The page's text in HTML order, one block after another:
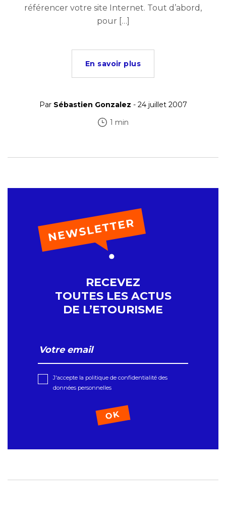
référencer votre site Internet. Tout d’abord,
pour […]
En savoir plus
Par Sébastien Gonzalez - 24 juillet 2007
1 min
RECEVEZ
TOUTES LES ACTUS
DE L’ETOURISME
J'accepte la politique de confidentialité des
données personnelles